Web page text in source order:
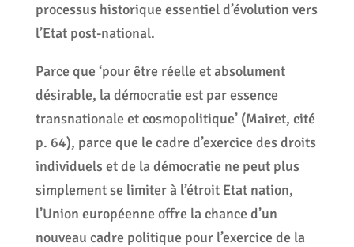
processus historique essentiel d’évolution vers
l’Etat post-national.
Parce que ‘pour être réelle et absolument
désirable, la démocratie est par essence
transnationale et cosmopolitique’ (Mairet, cité
p. 64), parce que le cadre d’exercice des droits
individuels et de la démocratie ne peut plus
simplement se limiter à l’étroit Etat nation,
l’Union européenne offre la chance d’un
nouveau cadre politique pour l’exercice de la